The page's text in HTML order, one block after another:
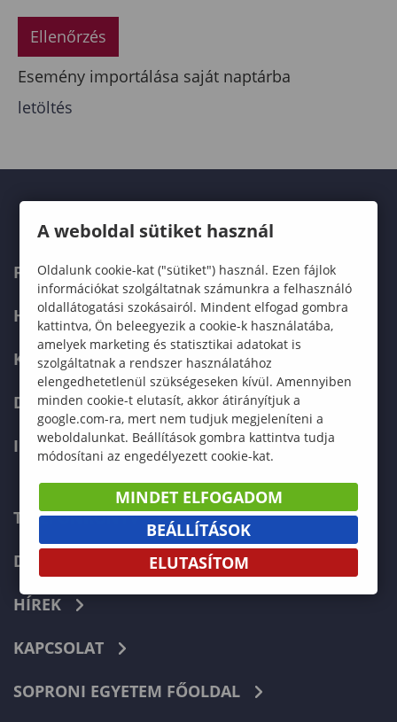
Ellenőrzés
Esemény importálása saját naptárba
letöltés
FELVÉTELIZŐKNEK
HALLGATÓKNAK
KÉPZÉSEK
DOKTORI ISKOLA
INTERNATIONAL
TELEFONKÖNYV
DOKUMENTUMOK
HÍREK
KAPCSOLAT
SOPRONI EGYETEM FŐOLDAL
A weboldal sütiket használ
Oldalunk cookie-kat ("sütiket") használ. Ezen fájlok
információkat szolgáltatnak számunkra a felhasználó
oldallátogatási szokásairól. Mindent elfogad gombra
kattintva, Ön beleegyezik a cookie-k használatába,
amelyek marketing és statisztikai adatokat is
szolgáltatnak a rendszer használatához
elengedhetetlenül szükségeseken kívül. Amennyiben
minden cookie-t elutasít, akkor átirányítjuk a
google.com-ra, mert nem tudjuk megjeleníteni a
weboldalunkat. Beállítások gombra kattintva tudja
módosítani az engedélyezett cookie-kat.
MINDET ELFOGADOM
BEÁLLÍTÁSOK
ELUTASÍTOM